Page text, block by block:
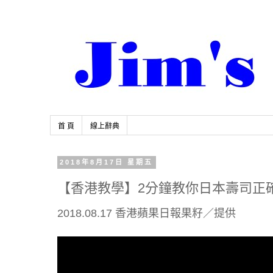
首 頁 線上辭典
2018年8月17日 星期五
【香港教學】2分鐘教你日本壽司正
2018.08.17 香港蘋果日報果籽／提供